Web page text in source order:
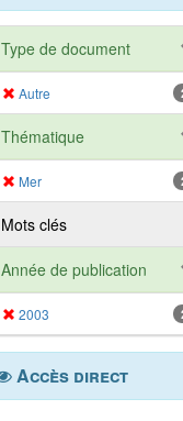
Type de document
Autre
Thématique
Mer
Mots clés
Année de publication
2003
Accès direct